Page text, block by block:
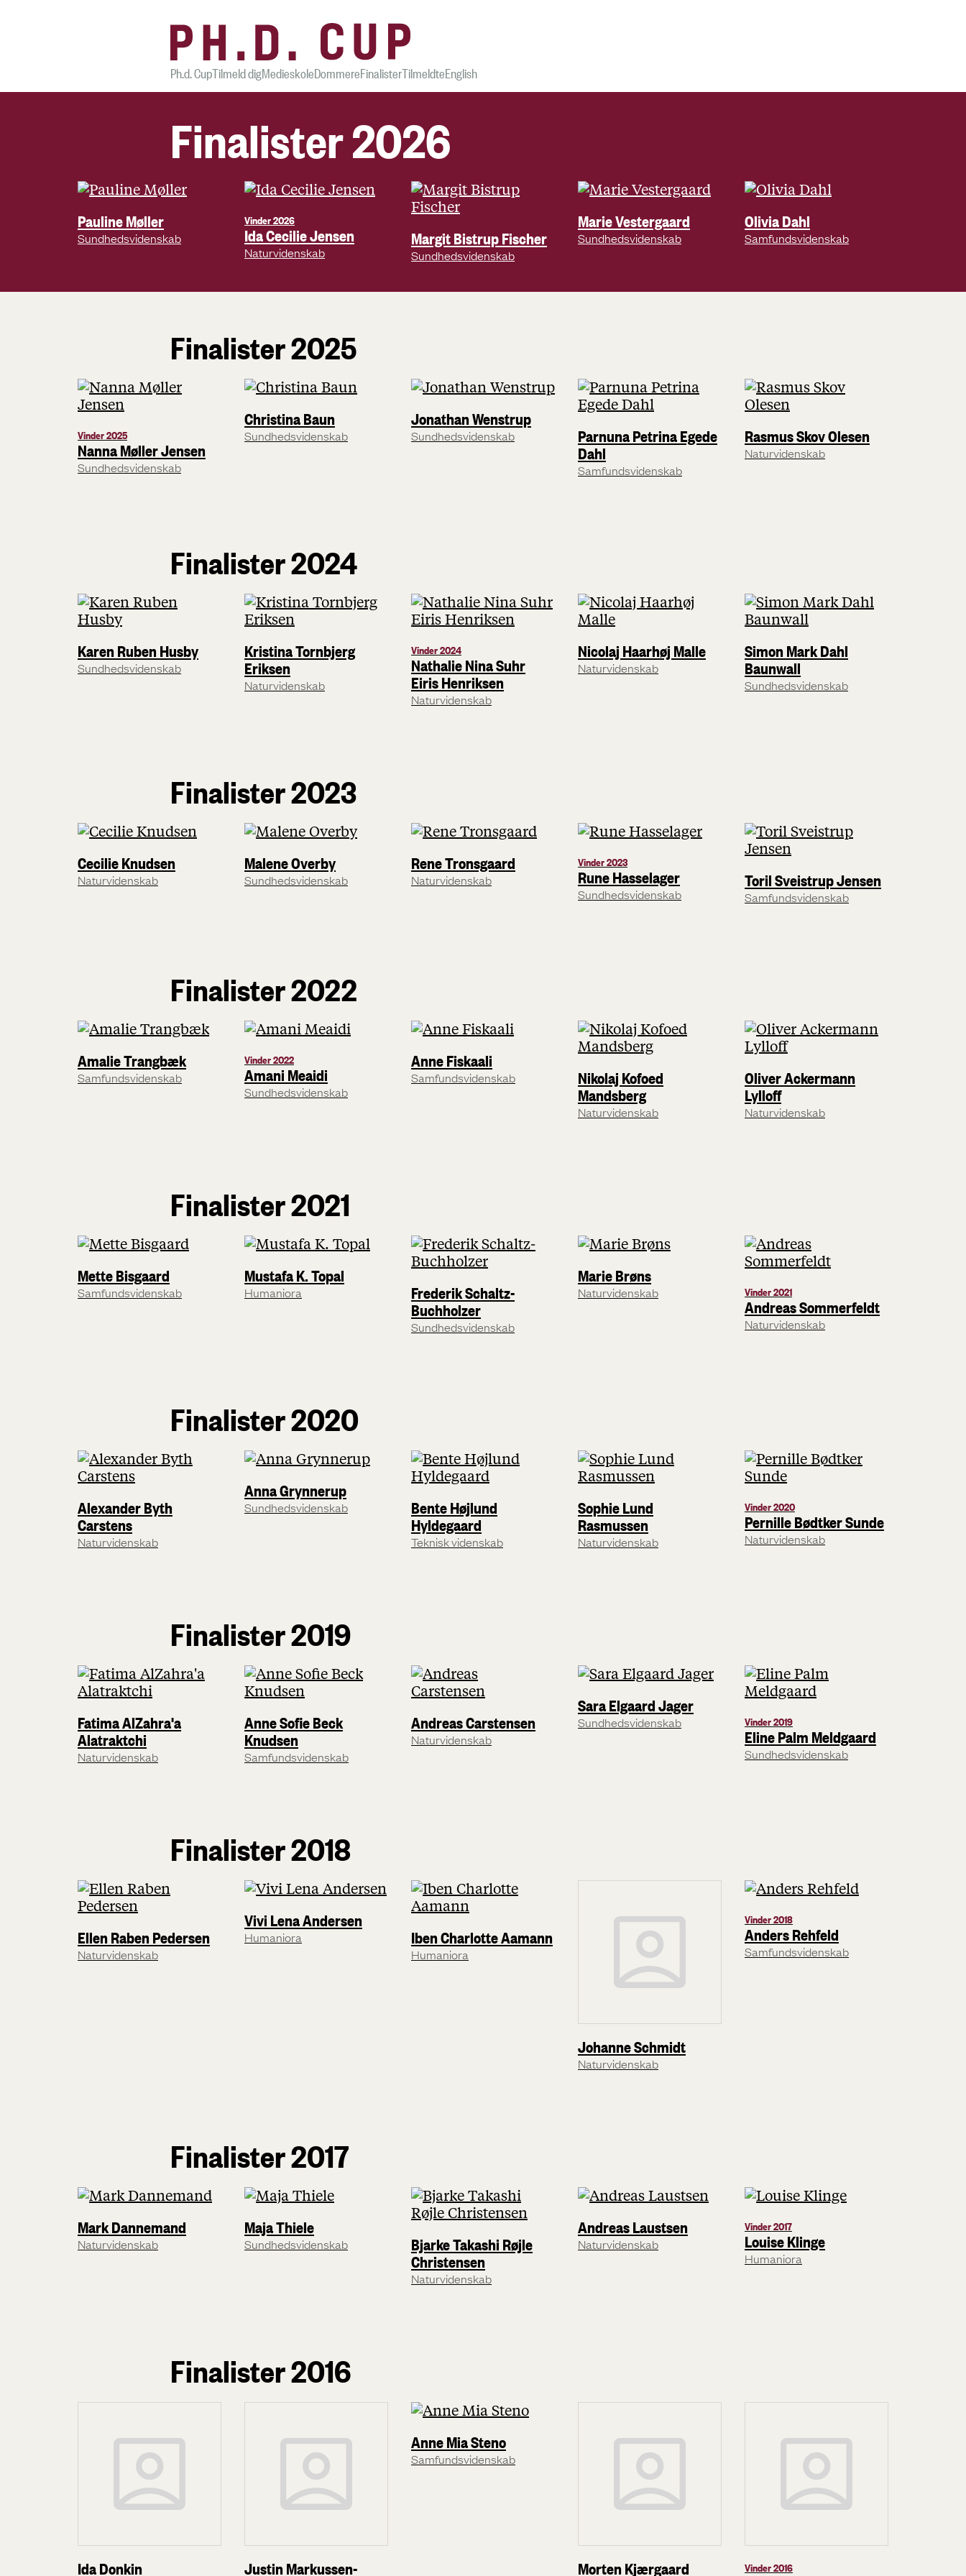
Ph.d. CupTilmeld digMedieskoleDommereFinalisterTilmeldteEnglish
Finalister 2026
Pauline Møller
Sundhedsvidenskab
Vinder 2026
Ida Cecilie Jensen
Naturvidenskab
Margit Bistrup Fischer
Sundhedsvidenskab
Marie Vestergaard
Sundhedsvidenskab
Olivia Dahl
Samfundsvidenskab
Finalister 2025
Vinder 2025
Nanna Møller Jensen
Sundhedsvidenskab
Christina Baun
Sundhedsvidenskab
Jonathan Wenstrup
Sundhedsvidenskab
Parnuna Petrina Egede
Dahl
Samfundsvidenskab
Rasmus Skov Olesen
Naturvidenskab
Finalister 2024
Karen Ruben Husby
Sundhedsvidenskab
Kristina Tornbjerg
Eriksen
Naturvidenskab
Vinder 2024
Nathalie Nina Suhr
Eiris Henriksen
Naturvidenskab
Nicolaj Haarhøj Malle
Naturvidenskab
Simon Mark Dahl
Baunwall
Sundhedsvidenskab
Finalister 2023
Cecilie Knudsen
Naturvidenskab
Malene Overby
Sundhedsvidenskab
Rene Tronsgaard
Naturvidenskab
Vinder 2023
Rune Hasselager
Sundhedsvidenskab
Toril Sveistrup Jensen
Samfundsvidenskab
Finalister 2022
Amalie Trangbæk
Samfundsvidenskab
Vinder 2022
Amani Meaidi
Sundhedsvidenskab
Anne Fiskaali
Samfundsvidenskab
Nikolaj Kofoed
Mandsberg
Naturvidenskab
Oliver Ackermann
Lylloff
Naturvidenskab
Finalister 2021
Mette Bisgaard
Samfundsvidenskab
Mustafa K. Topal
Humaniora
Frederik Schaltz-
Buchholzer
Sundhedsvidenskab
Marie Brøns
Naturvidenskab Vinder 2021
Andreas Sommerfeldt
Naturvidenskab
Finalister 2020
Alexander Byth
Carstens
Naturvidenskab
Anna Grynnerup
Sundhedsvidenskab
Bente Højlund
Hyldegaard
Teknisk videnskab
Sophie Lund
Rasmussen
Naturvidenskab
Vinder 2020
Pernille Bødtker Sunde
Naturvidenskab
Finalister 2019
Fatima AlZahra'a
Alatraktchi
Naturvidenskab
Anne Sofie Beck
Knudsen
Samfundsvidenskab
Andreas Carstensen
Naturvidenskab
Sara Elgaard Jager
Sundhedsvidenskab Vinder 2019
Eline Palm Meldgaard
Sundhedsvidenskab
Finalister 2018
Ellen Raben Pedersen
Naturvidenskab
Vivi Lena Andersen
Humaniora Iben Charlotte Aamann
Humaniora
Johanne Schmidt
Naturvidenskab
Vinder 2018
Anders Rehfeld
Samfundsvidenskab
Finalister 2017
Mark Dannemand
Naturvidenskab
Maja Thiele
Sundhedsvidenskab
Bjarke Takashi Røjle
Christensen
Naturvidenskab
Andreas Laustsen
Naturvidenskab
Vinder 2017
Louise Klinge
Humaniora
Finalister 2016
Ida Donkin
Justin Markussen-
Anne Mia Steno
Samfundsvidenskab
Morten Kjærgaard Vinder 2016